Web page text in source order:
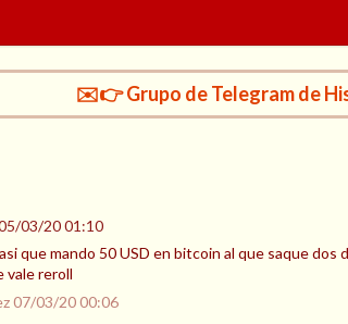
✉️👉 Grupo de Telegram de
03/20 01:10
que mando 50 USD en bitcoin al que saque
vale reroll
07/03/20 00:06